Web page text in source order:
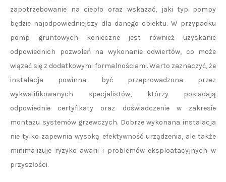
zapotrzebowanie na ciepło oraz wskazać, jaki typ pompy
będzie najodpowiedniejszy dla danego obiektu. W przypadku
pomp gruntowych konieczne jest również uzyskanie
odpowiednich pozwoleń na wykonanie odwiertów, co może
wiązać się z dodatkowymi formalnościami. Warto zaznaczyć, że
instalacja powinna być przeprowadzona przez
wykwalifikowanych specjalistów, którzy posiadają
odpowiednie certyfikaty oraz doświadczenie w zakresie
montażu systemów grzewczych. Dobrze wykonana instalacja
nie tylko zapewnia wysoką efektywność urządzenia, ale także
minimalizuje ryzyko awarii i problemów eksploatacyjnych w
przyszłości.